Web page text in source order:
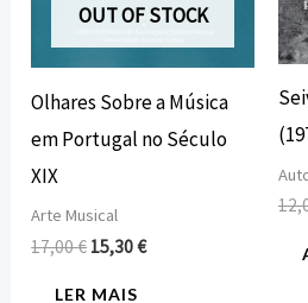
OUT OF STOCK
Olhares Sobre a Música
em Portugal no Século
XIX
Arte Musical
17,00€ 15,30€
LER MAIS